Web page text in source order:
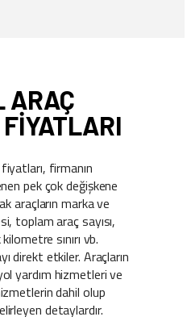
ARAÇ
firmanın
pek çok değişkene
araçların marka ve
toplam araç sayısı,
sınırı vb.
direkt etkiler. Araçların
yardım hizmetleri ve
dahil olup
detaylardır.